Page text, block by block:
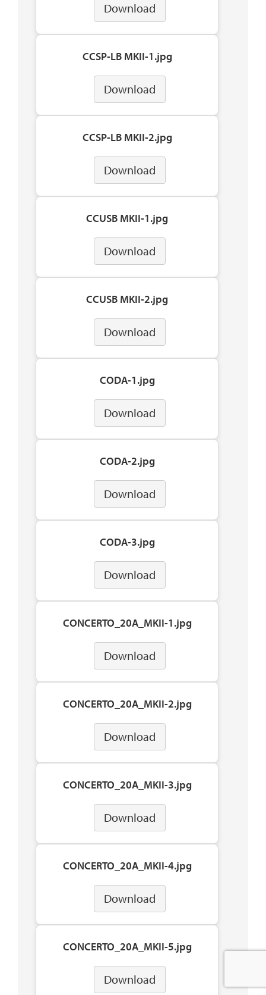
Download
CCSP-LB MKII-1.jpg
Download
CCSP-LB MKII-2.jpg
Download
CCUSB MKII-1.jpg
Download
CCUSB MKII-2.jpg
Download
CODA-1.jpg
Download
CODA-2.jpg
Download
CODA-3.jpg
Download
CONCERTO_20A_MKII-1.jpg
Download
CONCERTO_20A_MKII-2.jpg
Download
CONCERTO_20A_MKII-3.jpg
Download
CONCERTO_20A_MKII-4.jpg
Download
CONCERTO_20A_MKII-5.jpg
Download